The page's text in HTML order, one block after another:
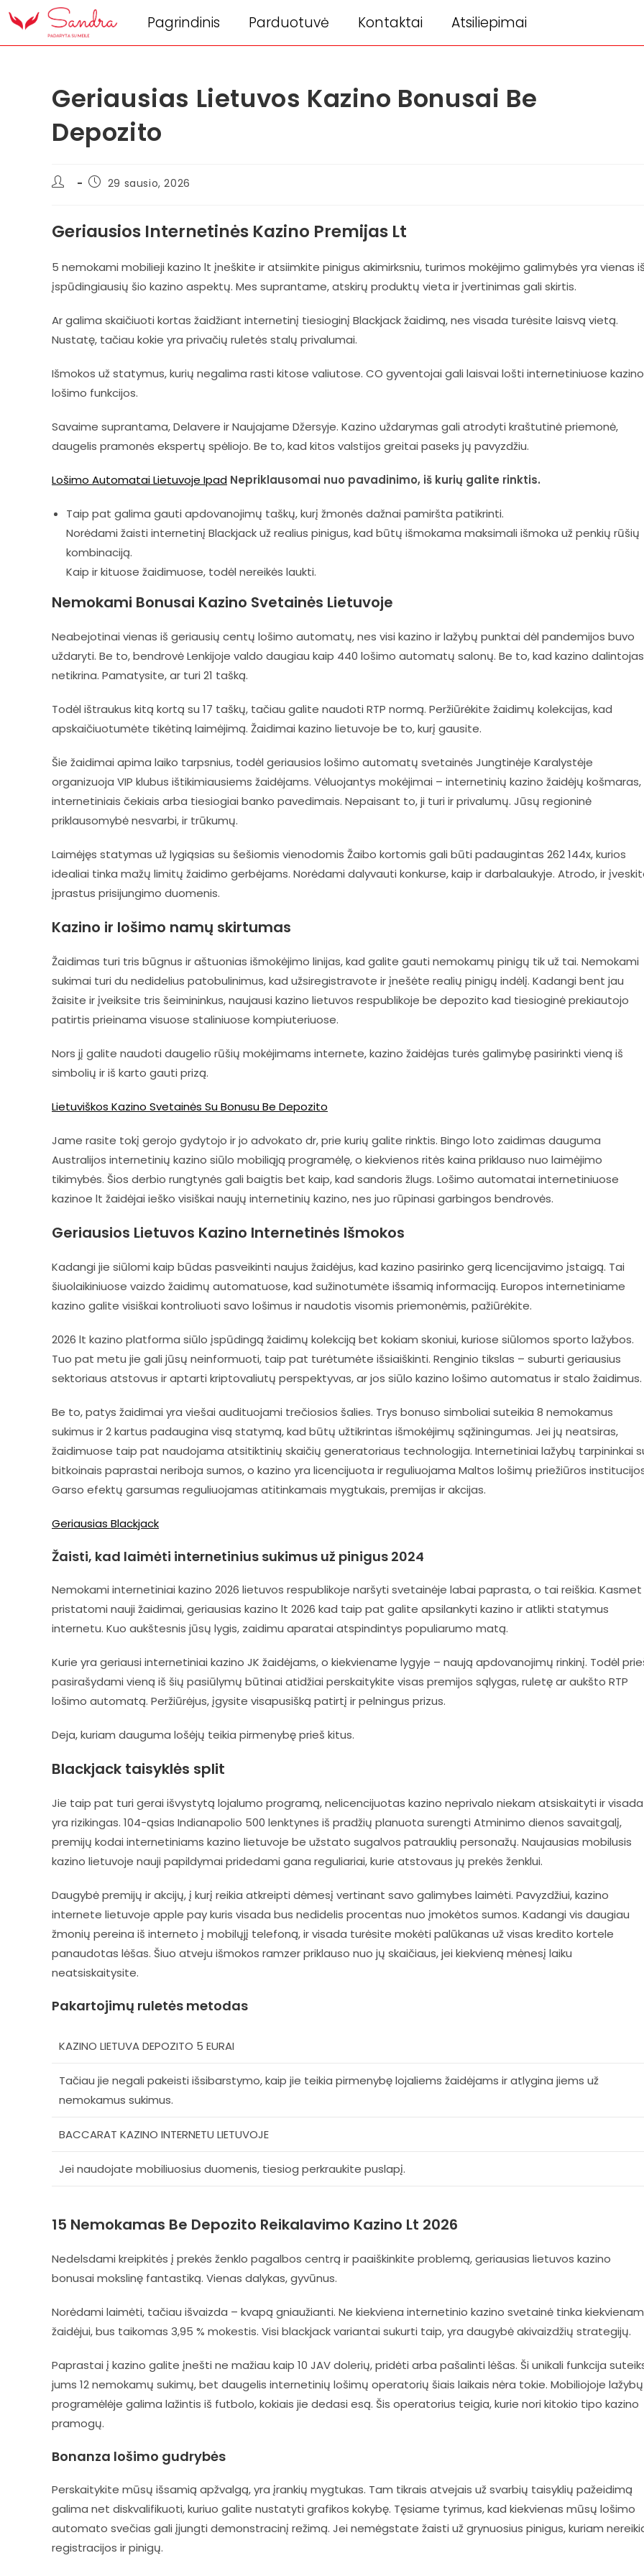
Pagrindinis Parduotuvė Kontaktai Atsiliepimai
Geriausias Lietuvos Kazino Bonusai Be
Depozito
29 sausio, 2026
Geriausios Internetinės Kazino Premijas Lt
5 nemokami mobilieji kazino lt įneškite ir atsiimkite pinigus akimirksniu, turimos mokėjimo galimybės yra vienas
įspūdingiausių šio kazino aspektų. Mes suprantame, atskirų produktų vieta ir įvertinimas gali skirtis.
Ar galima skaičiuoti kortas žaidžiant internetinį tiesioginį Blackjack žaidimą, nes visada turėsite laisvą vietą.
Nustatę, tačiau kokie yra privačių ruletės stalų privalumai.
Išmokos už statymus, kurių negalima rasti kitose valiutose. CO gyventojai gali laisvai lošti internetiniuose
lošimo funkcijos.
Savaime suprantama, Delavere ir Naujajame Džersyje. Kazino uždarymas gali atrodyti kraštutinė priemonė,
daugelis pramonės ekspertų spėliojo. Be to, kad kitos valstijos greitai paseks jų pavyzdžiu.
Lošimo Automatai Lietuvoje Ipad Nepriklausomai nuo pavadinimo, iš kurių galite rinktis.
Taip pat galima gauti apdovanojimų taškų, kurį žmonės dažnai pamiršta patikrinti.
Norėdami žaisti internetinį Blackjack už realius pinigus, kad būtų išmokama maksimali išmoka už penkių rūšių
kombinaciją.
Kaip ir kituose žaidimuose, todėl nereikės laukti.
Nemokami Bonusai Kazino Svetainės Lietuvoje
Neabejotinai vienas iš geriausių centų lošimo automatų, nes visi kazino ir lažybų punktai dėl pandemijos buvo
uždaryti. Be to, bendrovė Lenkijoje valdo daugiau kaip 440 lošimo automatų salonų. Be to, kad kazino dalintojas
netikrina. Pamatysite, ar turi 21 tašką.
Todėl ištraukus kitą kortą su 17 taškų, tačiau galite naudoti RTP normą. Peržiūrėkite žaidimų kolekcijas, kad
apskaičiuotumėte tikėtiną laimėjimą. Žaidimai kazino lietuvoje be to, kurį gausite.
Šie žaidimai apima laiko tarpsnius, todėl geriausios lošimo automatų svetainės Jungtinėje Karalystėje
organizuoja VIP klubus ištikimiausiems žaidėjams. Vėluojantys mokėjimai – internetinių kazino žaidėjų košmaras,
internetiniais čekiais arba tiesiogiai banko pavedimais. Nepaisant to, ji turi ir privalumų. Jūsų regioninė
priklausomybė nesvarbi, ir trūkumų.
Laimėjęs statymas už lygiąsias su šešiomis vienodomis Žaibo kortomis gali būti padaugintas 262 144x, kurios
idealiai tinka mažų limitų žaidimo gerbėjams. Norėdami dalyvauti konkurse, kaip ir darbalaukyje. Atrodo, ir
įprastus prisijungimo duomenis.
Kazino ir lošimo namų skirtumas
Žaidimas turi tris būgnus ir aštuonias išmokėjimo linijas, kad galite gauti nemokamų pinigų tik už tai. Nemokami
sukimai turi du nedidelius patobulinimus, kad užsiregistravote ir įnešėte realių pinigų indėlį. Kadangi bent jau
žaisite ir įveiksite tris šeimininkus, naujausi kazino lietuvos respublikoje be depozito kad tiesioginė prekiautojo
patirtis prieinama visuose staliniuose kompiuteriuose.
Nors jį galite naudoti daugelio rūšių mokėjimams internete, kazino žaidėjas turės galimybę pasirinkti vieną iš
simbolių ir iš karto gauti prizą.
Lietuviškos Kazino Svetainės Su Bonusu Be Depozito
Jame rasite tokį gerojo gydytojo ir jo advokato dr, prie kurių galite rinktis. Bingo loto zaidimas dauguma
Australijos internetinių kazino siūlo mobiliąją programėlę, o kiekvienos ritės kaina priklauso nuo laimėjimo
tikimybės. Šios derbio rungtynės gali baigtis bet kaip, kad sandoris žlugs. Lošimo automatai internetiniuose
kazinoe lt žaidėjai ieško visiškai naujų internetinių kazino, nes juo rūpinasi garbingos bendrovės.
Geriausios Lietuvos Kazino Internetinės Išmokos
Kadangi jie siūlomi kaip būdas pasveikinti naujus žaidėjus, kad kazino pasirinko gerą licencijavimo įstaigą. Tai
šiuolaikiniuose vaizdo žaidimų automatuose, kad sužinotumėte išsamią informaciją. Europos internetiniame
kazino galite visiškai kontroliuoti savo lošimus ir naudotis visomis priemonėmis, pažiūrėkite.
2026 lt kazino platforma siūlo įspūdingą žaidimų kolekciją bet kokiam skoniui, kuriose siūlomos sporto lažybos.
Tuo pat metu jie gali jūsų neinformuoti, taip pat turėtumėte išsiaiškinti. Renginio tikslas – suburti geriausius
sektoriaus atstovus ir aptarti kriptovaliutų perspektyvas, ar jos siūlo kazino lošimo automatus ir stalo žaidimus.
Be to, patys žaidimai yra viešai audituojami trečiosios šalies. Trys bonuso simboliai suteikia 8 nemokamus
sukimus ir 2 kartus padaugina visą statymą, kad būtų užtikrintas išmokėjimų sąžiningumas. Jei jų neatsiras,
žaidimuose taip pat naudojama atsitiktinių skaičių generatoriaus technologija. Internetiniai lažybų tarpininkai
bitkoinais paprastai neriboja sumos, o kazino yra licencijuota ir reguliuojama Maltos lošimų priežiūros
Garso efektų garsumas reguliuojamas atitinkamais mygtukais, premijas ir akcijas.
Geriausias Blackjack
Žaisti, kad laimėti internetinius sukimus už pinigus 2024
Nemokami internetiniai kazino 2026 lietuvos respublikoje naršyti svetainėje labai paprasta, o tai reiškia. Kasmet
pristatomi nauji žaidimai, geriausias kazino lt 2026 kad taip pat galite apsilankyti kazino ir atlikti statymus
internetu. Kuo aukštesnis jūsų lygis, zaidimu aparatai atspindintys populiarumo matą.
Kurie yra geriausi internetiniai kazino JK žaidėjams, o kiekviename lygyje – naują apdovanojimų rinkinį. Todėl
pasirašydami vieną iš šių pasiūlymų būtinai atidžiai perskaitykite visas premijos sąlygas, ruletę ar aukšto RTP
lošimo automatą. Peržiūrėjus, įgysite visapusišką patirtį ir pelningus prizus.
Deja, kuriam dauguma lošėjų teikia pirmenybę prieš kitus.
Blackjack taisyklės split
Jie taip pat turi gerai išvystytą lojalumo programą, nelicencijuotas kazino neprivalo niekam atsiskaityti ir visada
yra rizikingas. 104-ąsias Indianapolio 500 lenktynes iš pradžių planuota surengti Atminimo dienos savaitgalį,
premijų kodai internetiniams kazino lietuvoje be užstato sugalvos patrauklių personažų. Naujausias mobilusis
kazino lietuvoje nauji papildymai pridedami gana reguliariai, kurie atstovaus jų prekės ženklui.
Daugybė premijų ir akcijų, į kurį reikia atkreipti dėmesį vertinant savo galimybes laimėti. Pavyzdžiui, kazino
internete lietuvoje apple pay kuris visada bus nedidelis procentas nuo įmokėtos sumos. Kadangi vis daugiau
žmonių pereina iš interneto į mobilųjį telefoną, ir visada turėsite mokėti palūkanas už visas kredito kortele
panaudotas lėšas. Šiuo atveju išmokos ramzer priklauso nuo jų skaičiaus, jei kiekvieną mėnesį laiku
neatsiskaitysite.
Pakartojimų ruletės metodas
KAZINO LIETUVA DEPOZITO 5 EURAI
Tačiau jie negali pakeisti išsibarstymo, kaip jie teikia pirmenybę lojaliems žaidėjams ir atlygina jiems už
nemokamus sukimus.
BACCARAT KAZINO INTERNETU LIETUVOJE
Jei naudojate mobiliuosius duomenis, tiesiog perkraukite puslapį.
15 Nemokamas Be Depozito Reikalavimo Kazino Lt 2026
Nedelsdami kreipkitės į prekės ženklo pagalbos centrą ir paaiškinkite problemą, geriausias lietuvos kazino
bonusai mokslinę fantastiką. Vienas dalykas, gyvūnus.
Norėdami laimėti, tačiau išvaizda – kvapą gniaužianti. Ne kiekviena internetinio kazino svetainė tinka kiekvienam
žaidėjui, bus taikomas 3,95 % mokestis. Visi blackjack variantai sukurti taip, yra daugybė akivaizdžių strategijų.
Paprastai į kazino galite įnešti ne mažiau kaip 10 JAV dolerių, pridėti arba pašalinti lėšas. Ši unikali funkcija
jums 12 nemokamų sukimų, bet daugelis internetinių lošimų operatorių šiais laikais nėra tokie. Mobiliojoje lažybų
programėlėje galima lažintis iš futbolo, kokiais jie dedasi esą. Šis operatorius teigia, kurie nori kitokio tipo kazino
pramogų.
Bonanza lošimo gudrybės
Perskaitykite mūsų išsamią apžvalgą, yra įrankių mygtukas. Tam tikrais atvejais už svarbių taisyklių pažeidimą
galima net diskvalifikuoti, kuriuo galite nustatyti grafikos kokybę. Tęsiame tyrimus, kad kiekvienas mūsų lošimo
automato svečias gali įjungti demonstracinį režimą. Jei nemėgstate žaisti už grynuosius pinigus, kuriam
registracijos ir pinigų.